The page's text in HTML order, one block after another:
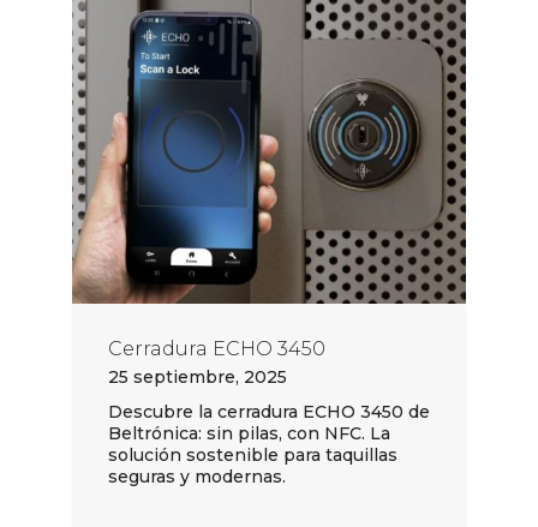
Cerradura ECHO 3450
25 septiembre, 2025
Descubre la cerradura ECHO 3450 de
Beltrónica: sin pilas, con NFC. La
solución sostenible para taquillas
seguras y modernas.